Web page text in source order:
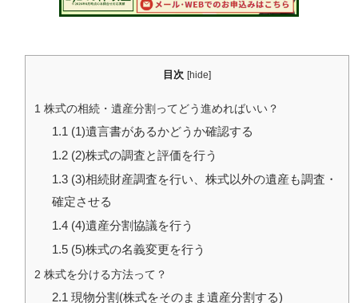
目次 [hide]
1 株式の相続・遺産分割ってどう進めればいい？
1.1 (1)遺言書があるかどうか確認する
1.2 (2)株式の調査と評価を行う
1.3 (3)相続財産調査を行い、株式以外の遺産も調査・
確定させる
1.4 (4)遺産分割協議を行う
1.5 (5)株式の名義変更を行う
2 株式を分ける方法って？
2.1 現物分割(株式をそのまま遺産分割する)